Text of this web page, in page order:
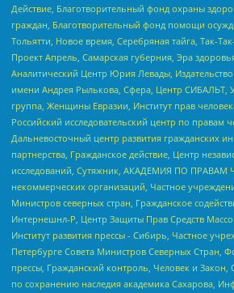
Действие, Благотворительный фонд охраны
граждан, Благотворительный фонд помощи
Тольятти, Новое время, Серебряная тайга, Так-
Проект Апрель, Самарская губерния, Эра
Аналитический Центр Юрия Левады,
имени Андрея Рылькова, Сфера, Центр СИБАЛЬТ,
группа, Женщины Евразии, Институт прав
Российский исследовательский центр по правам
Дальневосточный центр развития гражданских
партнерства, Гражданское действие, Центр
исследований, Сутяжник, АКАДЕМИЯ ПО ПРАВАМ
некоммерческих организаций, Частное
Министров северных стран, Гражданское
Интернешнл-Р, Центр Защиты Прав Средств
Институт развития прессы - Сибирь, Частное
Петербурге Совета Министров Северных Стран,
прессы, Гражданский контроль, Человек и
по сохранению наследия академика Сахарова,